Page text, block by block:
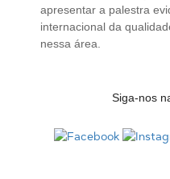
apresentar a palestra
internacional da
nessa área.
Siga-nos